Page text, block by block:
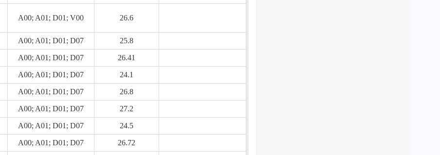
A00; A01; D01; V00 26.6
A00; A01; D01; D07 25.8
A00; A01; D01; D07 26.41
A00; A01; D01; D07 24.1
A00; A01; D01; D07 26.8
A00; A01; D01; D07 27.2
A00; A01; D01; D07 24.5
A00; A01; D01; D07 26.72